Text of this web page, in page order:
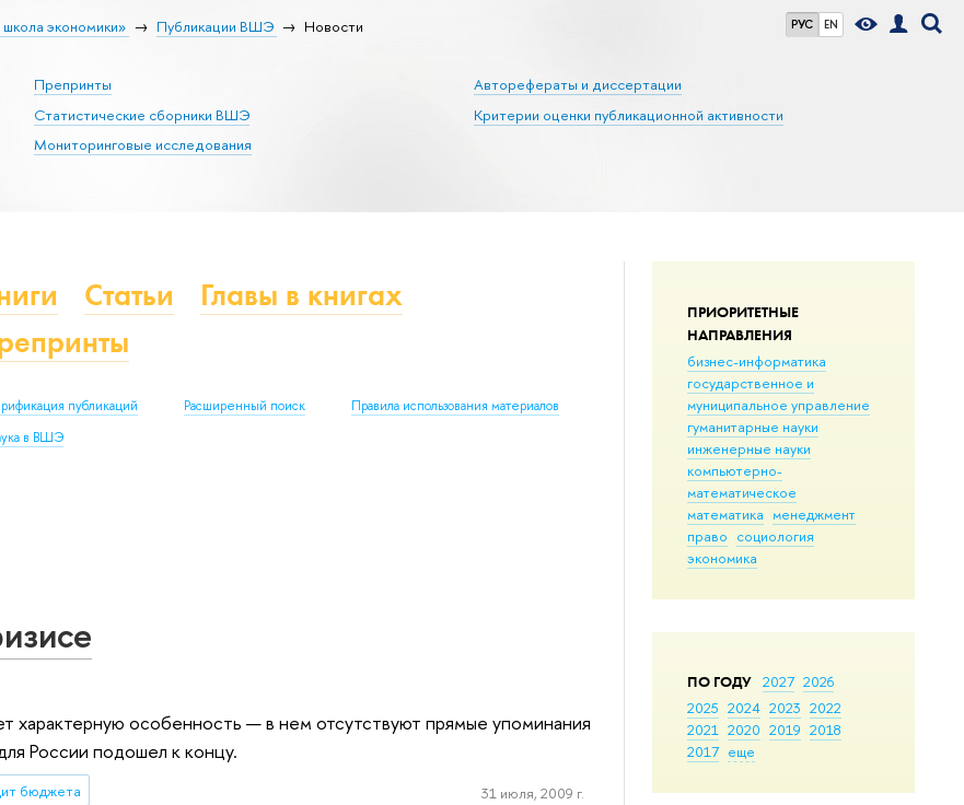
РУС EN
экономики» Публикации ВШЭ Новости
Препринты
Статистические сборники ВШЭ
Мониторинговые исследования
Авторефераты и диссертации
Критерии оценки публикационной активности
ПРИОРИТЕТНЫЕ
НАПРАВЛЕНИЯ
бизнес-информатика
государственное и
муниципальное управление
гуманитарные науки
инженерные науки
компьютерно-
математическое
математика менеджмент
право социология
экономика
ПО ГОДУ 2027 2026
2025 2024 2023 2022
2021 2020 2019 2018
2017 еще
Статьи
Главы в книгах
публикаций Расширенный поиск
Правила использования материалов
в ВШЭ
особенность — в нем отсутствуют прямые упоминания
России подошел к концу.
бюджета 31 июля, 2009 г.